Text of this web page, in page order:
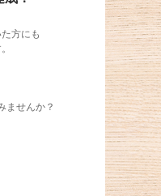
方にも
ませんか？